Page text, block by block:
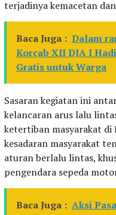
terjadinya kemacetan
Baca Juga : Dalam
Korcab XII DJA I
Gratis untuk Warga
Sasaran kegiatan ini
kelancaran arus lalu
ketertiban masyarakat di
kesadaran masyarakat
aturan berlalu lintas,
pengendara sepeda
Baca Juga : Aksi